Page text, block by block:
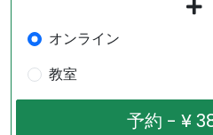
オンライン
教室